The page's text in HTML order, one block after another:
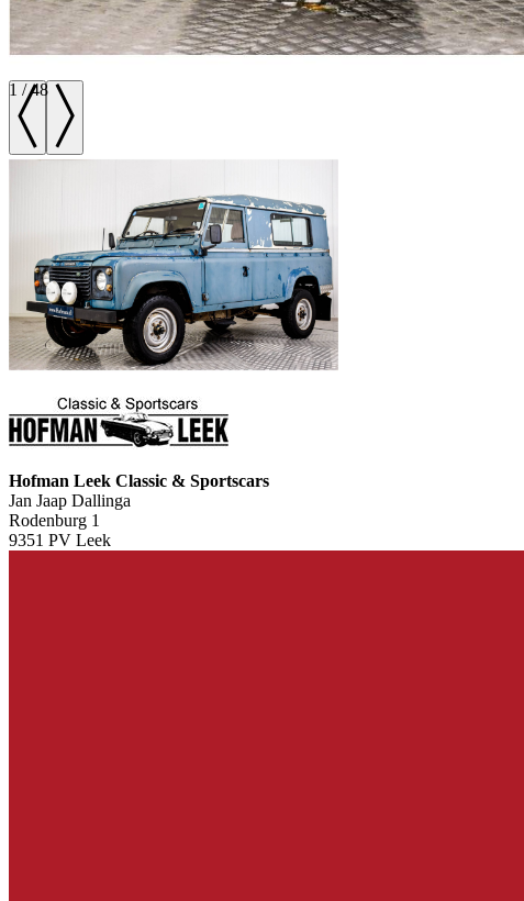
1 /48
Hofman Leek Classic & Sportscars
Jan Jaap Dallinga
Rodenburg 1
9351 PV Leek